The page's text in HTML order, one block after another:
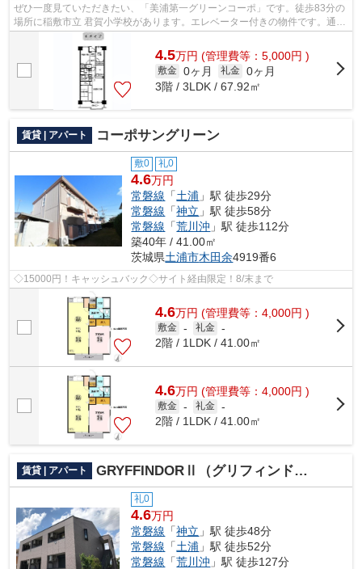
ぜひ一度見ていただきたい、「美浦第一グリーンコーポ」です。徒歩83分の
場所に稲敷市立 君賀小学校があります。エレベーター付きの物件です。通風
良好で常に新鮮な空気を送り込む物件...
4.5万円 (管理費等：5,000円 )
敷金 0ヶ月 礼金 0ヶ月
3階 / 3LDK / 67.92㎡
賃貸 | アパート コーポサングリーン
敷0 礼0
4.6万円
常磐線 「土浦 」駅 徒歩29分
常磐線 「神立 」駅 徒歩58分
常磐線 「荒川沖 」駅 徒歩112分
築40年 / 41.00㎡
茨城県土浦市木田余4919番6
◇15000円！キャッシュバック◇サイト経由限定！8/末まで
4.6万円 (管理費等：4,000円 )
敷金 - 礼金 -
2階 / 1LDK / 41.00㎡
4.6万円 (管理費等：4,000円 )
敷金 - 礼金 -
2階 / 1LDK / 41.00㎡
賃貸 | アパート GRYFFINDORⅡ（グリフィンドール）
礼0
4.6万円
常磐線 「神立 」駅 徒歩48分
常磐線 「土浦 」駅 徒歩52分
常磐線 「荒川沖 」駅 徒歩127分